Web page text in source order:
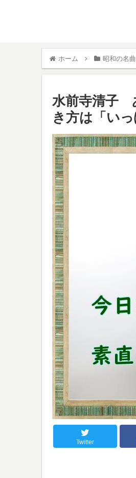
ホーム 昭和の名
水前寺清子
き方は「い
Twitter